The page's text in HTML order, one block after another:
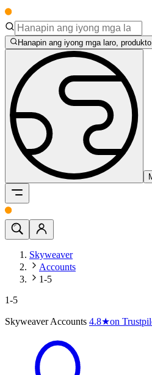
Hanapin ang iyong mga laro,
Skyweaver
Accounts
1-5
1-5
Skyweaver Accounts 4.8★on